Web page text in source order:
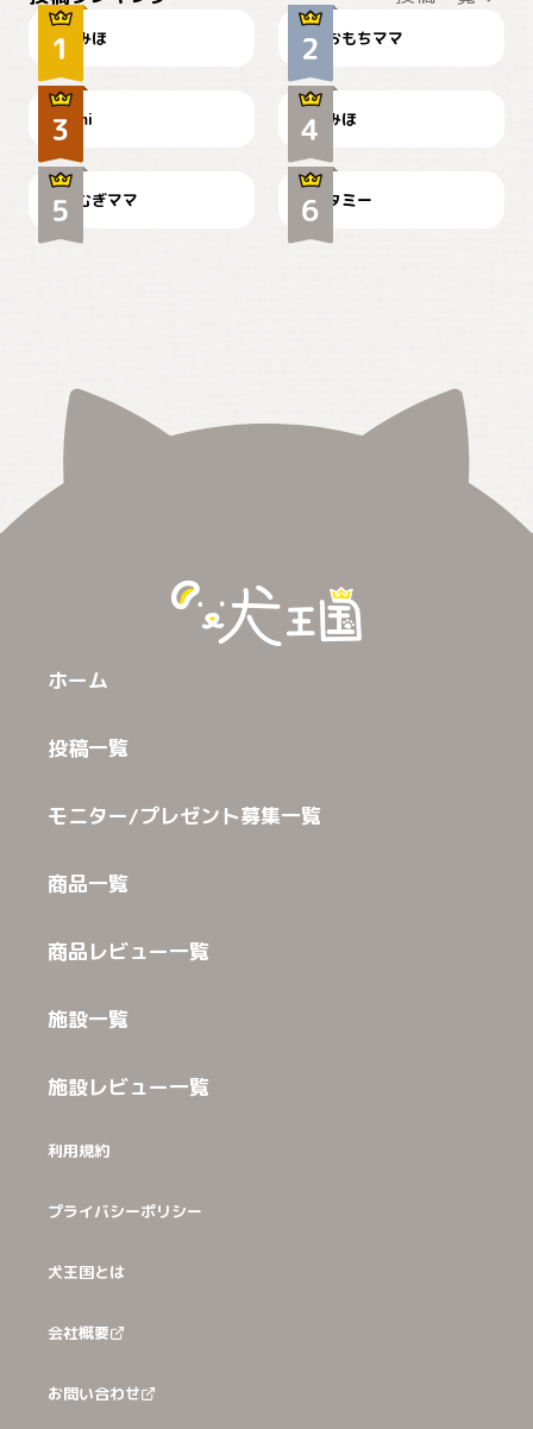
みほ おもちママ
可愛い？
mi
見てるぞぉ
みほ
🌻とむぎ！
むぎママ
ドーベルマンのお友達邸に
て
タミー
ホーム
投稿一覧
モニター/プレゼント募集一覧
商品一覧
商品レビュー一覧
施設一覧
施設レビュー一覧
利用規約
プライバシーポリシー
犬王国とは
会社概要
お問い合わせ